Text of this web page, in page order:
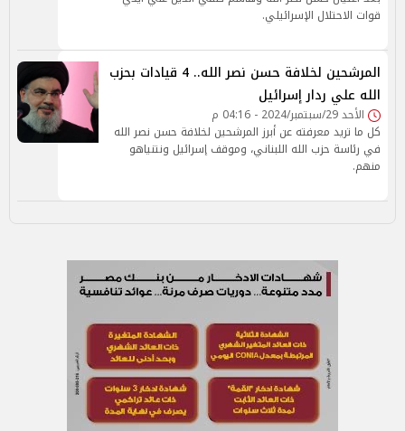
قوات الاحتلال الإسرائيلي.
المرشحين لخلافة حسن نصر الله.. 4 قيادات بحزب
الله علي ردار إسرائيل
الأحد 29/سبتمبر/2024 - 04:16 م
كل ما تريد معرفته عن أبرز المرشحين لخلافة حسن نصر الله
في رئاسة حزب الله اللبناني، وموقف إسرائيل ونتنياهو
منهم.